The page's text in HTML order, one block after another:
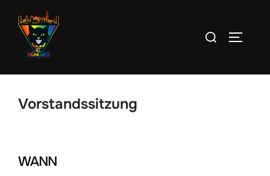
Inhalt
springen
Suchen
Vorstandssitzung
WANN